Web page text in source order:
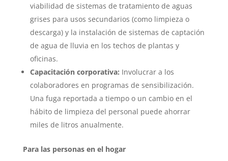
viabilidad de sistemas de tratamiento de aguas
grises para usos secundarios (como limpieza o
descarga) y la instalación de sistemas de captación
de agua de lluvia en los techos de plantas y
oficinas.
Capacitación corporativa: Involucrar a los
colaboradores en programas de sensibilización.
Una fuga reportada a tiempo o un cambio en el
hábito de limpieza del personal puede ahorrar
miles de litros anualmente.
Para las personas en el hogar